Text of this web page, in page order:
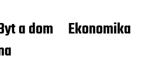
a dom Ekonomika